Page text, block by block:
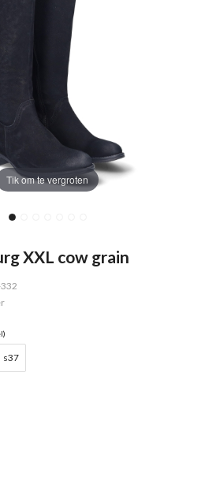
Tik om te vergroten
XXL cow grain
s37